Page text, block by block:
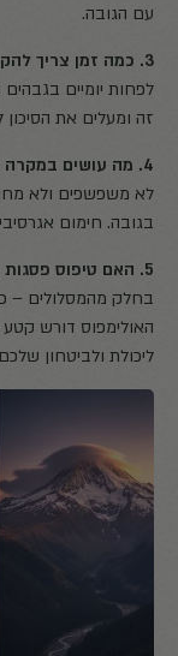
עם הגובה.
3. כמה זמן צריך להקדיש לאקלום בקזבק לפני יום הפסגה?
זה ומעלים את
4. מה עושים במקרה של כוויית קור בגובה רב?
לא משפשפים ולא
בגובה. חימום
5. האם טיפוס פסגות מתאים למי שסובל מפחד גבהים?
בחלק מהמסלולים –
האולימפוס דורש
ליכולת ולביטחון